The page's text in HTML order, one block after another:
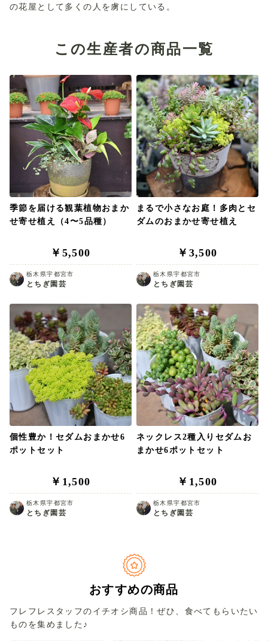
の花屋として多くの人を虜にしている。
この生産者の商品一覧
季節を届ける観葉植物おまか
せ寄せ植え（4〜5品種）
￥5,500
栃木県宇都宮市
とちぎ園芸
まるで小さなお庭！多肉とセ
ダムのおまかせ寄せ植え
￥3,500
栃木県宇都宮市
とちぎ園芸
個性豊か！セダムおまかせ6
ポットセット
￥1,500
栃木県宇都宮市
とちぎ園芸
ネックレス2種入りセダムお
まかせ6ポットセット
￥1,500
栃木県宇都宮市
とちぎ園芸
おすすめの商品
フレフレスタッフのイチオシ商品！ぜひ、食べてもらいたい
ものを集めました♪